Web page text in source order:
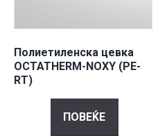
Полиетиленска цевка
OCTATHERM-ΝΟΧΥ (PE-
RT)
ПОВЕЌЕ